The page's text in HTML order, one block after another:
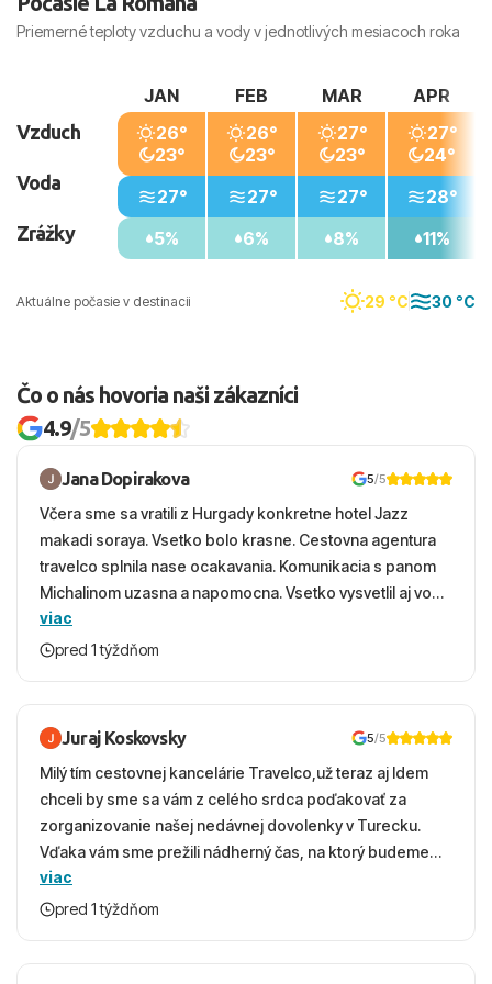
Priemerné teploty vzduchu a vody v jednotlivých mesiacoch roka
Aktuálne počasie v destinacii 29 °C 30 °C
Vzduch
Voda
Zrážky
JAN
26°
23°
27°
5%
FEB
26°
23°
27°
6%
MAR
27°
23°
27°
8%
APR
27°
24°
28°
11%
Čo o nás hovoria naši zákazníci
4.9/5
Jana Dopirakova 5/5
Včera sme sa vratili z Hurgady konkretne hotel Jazz
makadi soraya. Vsetko bolo krasne. Cestovna agentura
travelco splnila nase ocakavania. Komunikacia s panom
Michalinom uzasna a napomocna. Vsetko vysvetlil aj vo
vecernych hodinach zaco sa ospravedlnujem. Hotel
krasny, cisty. Sluzby top. Strava, prostredie, more,
viac
pred 1 týždňom
Juraj Koskovsky 5/5
Milý tím cestovnej kancelárie Travelco,už teraz aj Idem
chceli by sme sa vám z celého srdca poďakovať za
zorganizovanie našej nedávnej dovolenky v Turecku.
Vďaka vám sme prežili nádherný čas, na ktorý budeme
ešte dlho s úsmevom spomínať. ​Všetko prebehlo
absolútne hladko – od prvotného výberu zájazdu, cez
viac
pred 1 týždňom